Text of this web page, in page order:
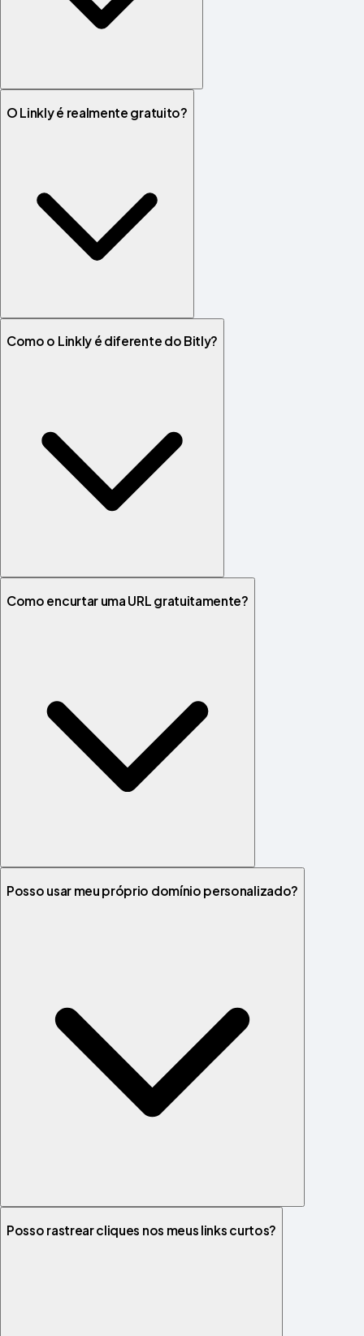
O Linkly é realmente gratuito?
Como o Linkly é diferente do Bitly?
Como encurtar uma URL gratuitamente?
Posso usar meu próprio domínio personalizado?
Posso rastrear cliques nos meus links curtos?